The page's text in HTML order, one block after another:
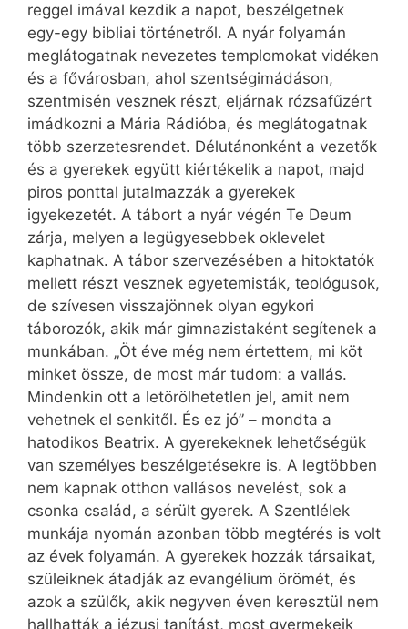
reggel imával kezdik a napot, beszélgetnek
egy-egy bibliai történetről. A nyár folyamán
meglátogatnak nevezetes templomokat vidéken
és a fővárosban, ahol szentségimádáson,
szentmisén vesznek részt, eljárnak rózsafűzért
imádkozni a Mária Rádióba, és meglátogatnak
több szerzetesrendet. Délutánonként a vezetők
és a gyerekek együtt kiértékelik a napot, majd
piros ponttal jutalmazzák a gyerekek
igyekezetét. A tábort a nyár végén Te Deum
zárja, melyen a legügyesebbek oklevelet
kaphatnak. A tábor szervezésében a hitoktatók
mellett részt vesznek egyetemisták, teológusok,
de szívesen visszajönnek olyan egykori
táborozók, akik már gimnazistaként segítenek a
munkában. „Öt éve még nem értettem, mi köt
minket össze, de most már tudom: a vallás.
Mindenkin ott a letörölhetetlen jel, amit nem
vehetnek el senkitől. És ez jó” – mondta a
hatodikos Beatrix. A gyerekeknek lehetőségük
van személyes beszélgetésekre is. A legtöbben
nem kapnak otthon vallásos nevelést, sok a
csonka család, a sérült gyerek. A Szentlélek
munkája nyomán azonban több megtérés is volt
az évek folyamán. A gyerekek hozzák társaikat,
szüleiknek átadják az evangélium örömét, és
azok a szülők, akik negyven éven keresztül nem
hallhatták a jézusi tanítást, most gyermekeik